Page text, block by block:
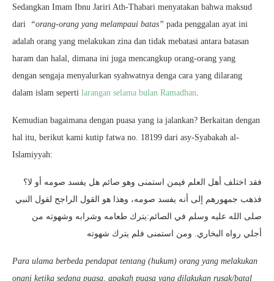
Sedangkan Imam Ibnu Jariri Ath-Thabari menyatakan bahwa maksud
dari
“orang-orang yang melampaui batas” pada penggalan ayat ini
adalah orang yang melakukan zina dan tidak mebatasi antara batasan
haram dan halal, dimana ini juga mencangkup orang-orang yang
dengan sengaja menyalurkan syahwatnya denga cara yang dilarang
dalam islam seperti larangan selama bulan Ramadhan.
Kemudian bagaimana dengan puasa yang ia jalankan? Berkaitan dengan
hal itu, berikut kami kutip fatwa no. 18199 dari asy-Syabakah al-
Islamiyyah:
فقد اختلف أهل العلم فيمن استمنى وهو صائم هل يفسد صومه أو لا؟
فذهب جمهورهم إلى أنه يفسد صومه، وهذا هو القول الراجح لقول النبي
صلى الله عليه وسلم في الصائم:يترك طعامه وشرابه وشهوته من
أجلي رواه البخاري. ومن استمنى فلم يترك شهوته
Para ulama berbeda pendapat tentang (hukum) orang yang melakukan
onani ketika sedang puasa, apakah puasa yang dilakukan rusak/batal